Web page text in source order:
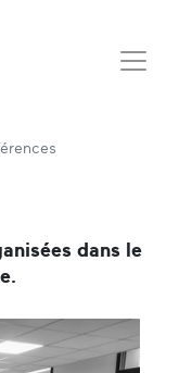
dans le